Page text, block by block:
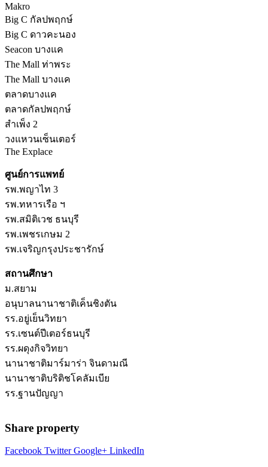
Makro
Big C กัลปพฤกษ์
Big C ดาวคะนอง
Seacon บางแค
The Mall ท่าพระ
The Mall บางแค
ตลาดบางแค
ตลาดกัลปพฤกษ์
สำเพ็ง 2
วงแหวนเซ็นเตอร์
The Explace
ศูนย์การแพทย์
รพ.พญาไท 3
รพ.ทหารเรือ ฯ
รพ.สมิติเวช ธนบุรี
รพ.เพชรเกษม 2
รพ.เจริญกรุงประชารักษ์
สถานศึกษา
ม.สยาม
อนุบาลนานาชาติเค็นชิงตัน
รร.อยู่เย็นวิทยา
รร.เซนต์ปีเตอร์ธนบุรี
รร.ผดุงกิจวิทยา
นานาชาติมาร์มาร่า จินดามณี
นานาชาติบริติชโคลัมเบีย
รร.ฐานปัญญา
Share property
Facebook TwitterGoogle+ LinkedIn